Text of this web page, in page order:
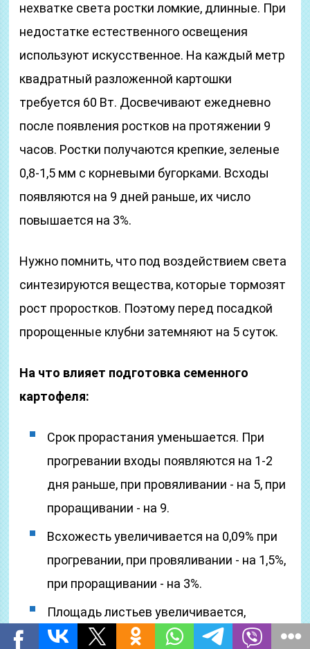
нехватке света ростки ломкие, длинные. При
недостатке естественного освещения
используют искусственное. На каждый метр
квадратный разложенной картошки
требуется 60 Вт. Досвечивают ежедневно
после появления ростков на протяжении 9
часов. Ростки получаются крепкие, зеленые
0,8-1,5 мм с корневыми бугорками. Всходы
появляются на 9 дней раньше, их число
повышается на 3%.
Нужно помнить, что под воздействием света
синтезируются вещества, которые тормозят
рост проростков. Поэтому перед посадкой
пророщенные клубни затемняют на 5 суток.
На что влияет подготовка семенного
картофеля:
Срок прорастания уменьшается. При
прогревании входы появляются на 1-2
дня раньше, при провяливании ‑ на 5, при
проращивании ‑ на 9.
Всхожесть увеличивается на 0,09% при
прогревании, при провяливании ‑ на 1,5%,
при проращивании ‑ на 3%.
Площадь листьев увеличивается,
повышается интенсивность ростовых